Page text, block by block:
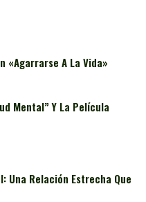
«Agarrarse A La Vida»
Mental” Y La Película
Una Relación Estrecha Que